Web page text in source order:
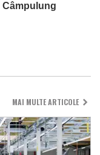
Câmpulung
MAI MULTE ARTICOLE